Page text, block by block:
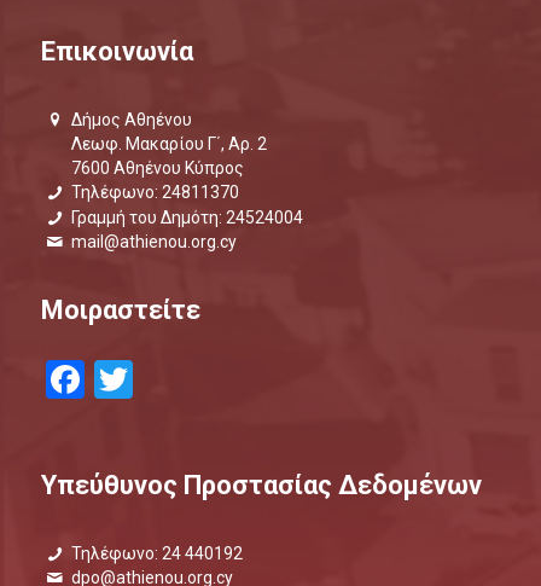
Επικοινωνία
Δήμος Αθηένου
Λεωφ. Μακαρίου Γ΄, Αρ. 2
7600 Αθηένου Κύπρος
Τηλέφωνο: 24811370
Γραμμή του Δημότη: 24524004
mail@athienou.org.cy
Μοιραστείτε
Facebook
Twitter
Υπεύθυνος Προστασίας Δεδομένων
Τηλέφωνο: 24 440192
dpo@athienou.org.cy